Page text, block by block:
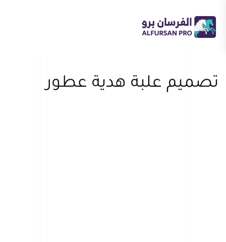
Skip
to
تصميم علبة هدية عطور